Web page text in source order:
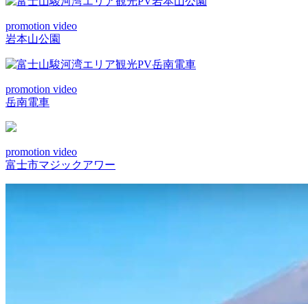
promotion video
岩本山公園
promotion video
岳南電車
promotion video
富士市マジックアワー